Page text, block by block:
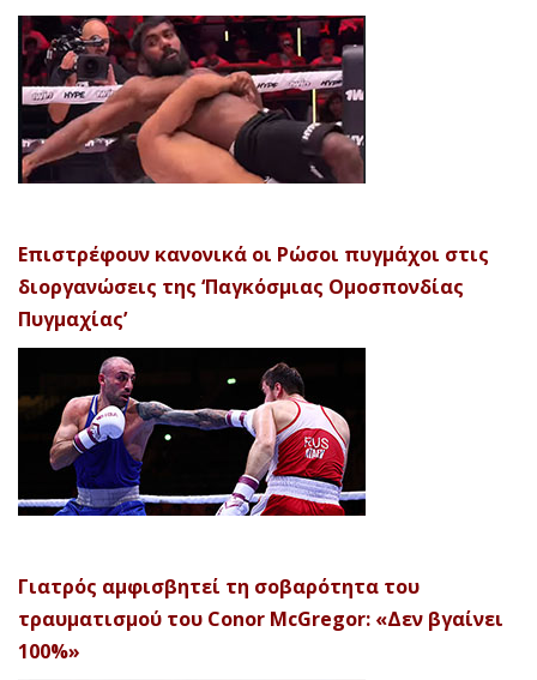
Επιστρέφουν κανονικά οι Ρώσοι πυγμάχοι στις
διοργανώσεις της ‘Παγκόσμιας Ομοσπονδίας
Πυγμαχίας’
Γιατρός αμφισβητεί τη σοβαρότητα του
τραυματισμού του Conor McGregor: «Δεν βγαίνει
100%»